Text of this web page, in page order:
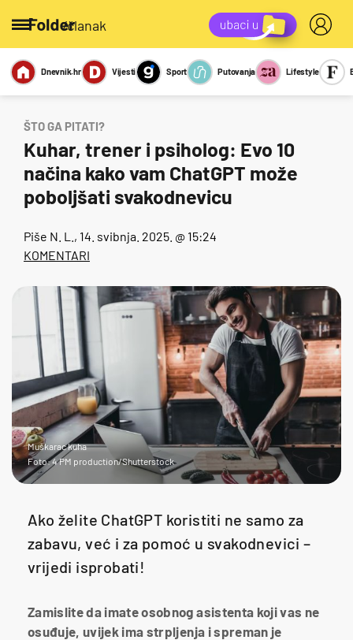
/članak
Miks Kviz
Report
Sexy
Dnevnik.hr Vijesti Sport Putovanja Lifestyle
ŠTO GA PITATI?
Kuhar, trener i psiholog: Evo 10
načina kako vam ChatGPT može
poboljšati svakodnevicu
Piše N. L. , 14. svibnja. 2025. @ 15:24
KOMENTARI
Muškarac kuha
Foto: 4 PM production/Shutterstock
Ako želite ChatGPT koristiti ne samo za
zabavu, već i za pomoć u svakodnevici –
vrijedi isprobati!
Zamislite da imate osobnog asistenta koji vas ne
osuđuje, uvijek ima strpljenja i spreman je